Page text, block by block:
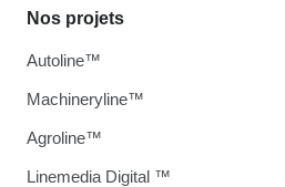
Nos projets
Autoline™
Machineryline™
Agroline™
Linemedia Digital ™